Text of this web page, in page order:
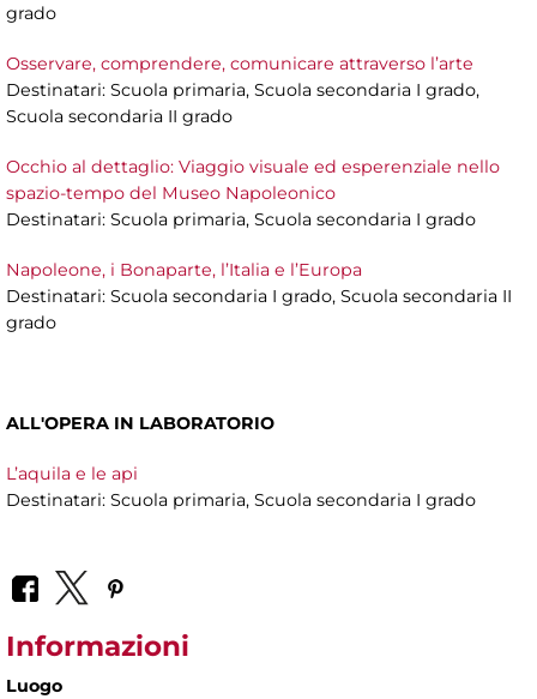
grado
Osservare, comprendere, comunicare attraverso l’arte
Destinatari: Scuola primaria, Scuola secondaria I grado,
Scuola secondaria II grado
Occhio al dettaglio: Viaggio visuale ed esperenziale nello
spazio-tempo del Museo Napoleonico
Destinatari: Scuola primaria, Scuola secondaria I grado
Napoleone, i Bonaparte, l’Italia e l’Europa
Destinatari: Scuola secondaria I grado, Scuola secondaria II
grado
ALL'OPERA IN LABORATORIO
L’aquila e le api
Destinatari: Scuola primaria, Scuola secondaria I grado
Informazioni
Luogo